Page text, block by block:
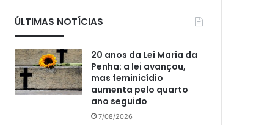
ÚLTIMAS NOTÍCIAS
20 anos da Lei Maria da
Penha: a lei avançou,
mas feminicídio
aumenta pelo quarto
ano seguido
7/08/2026